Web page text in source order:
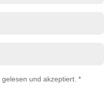
gelesen und akzeptiert. *